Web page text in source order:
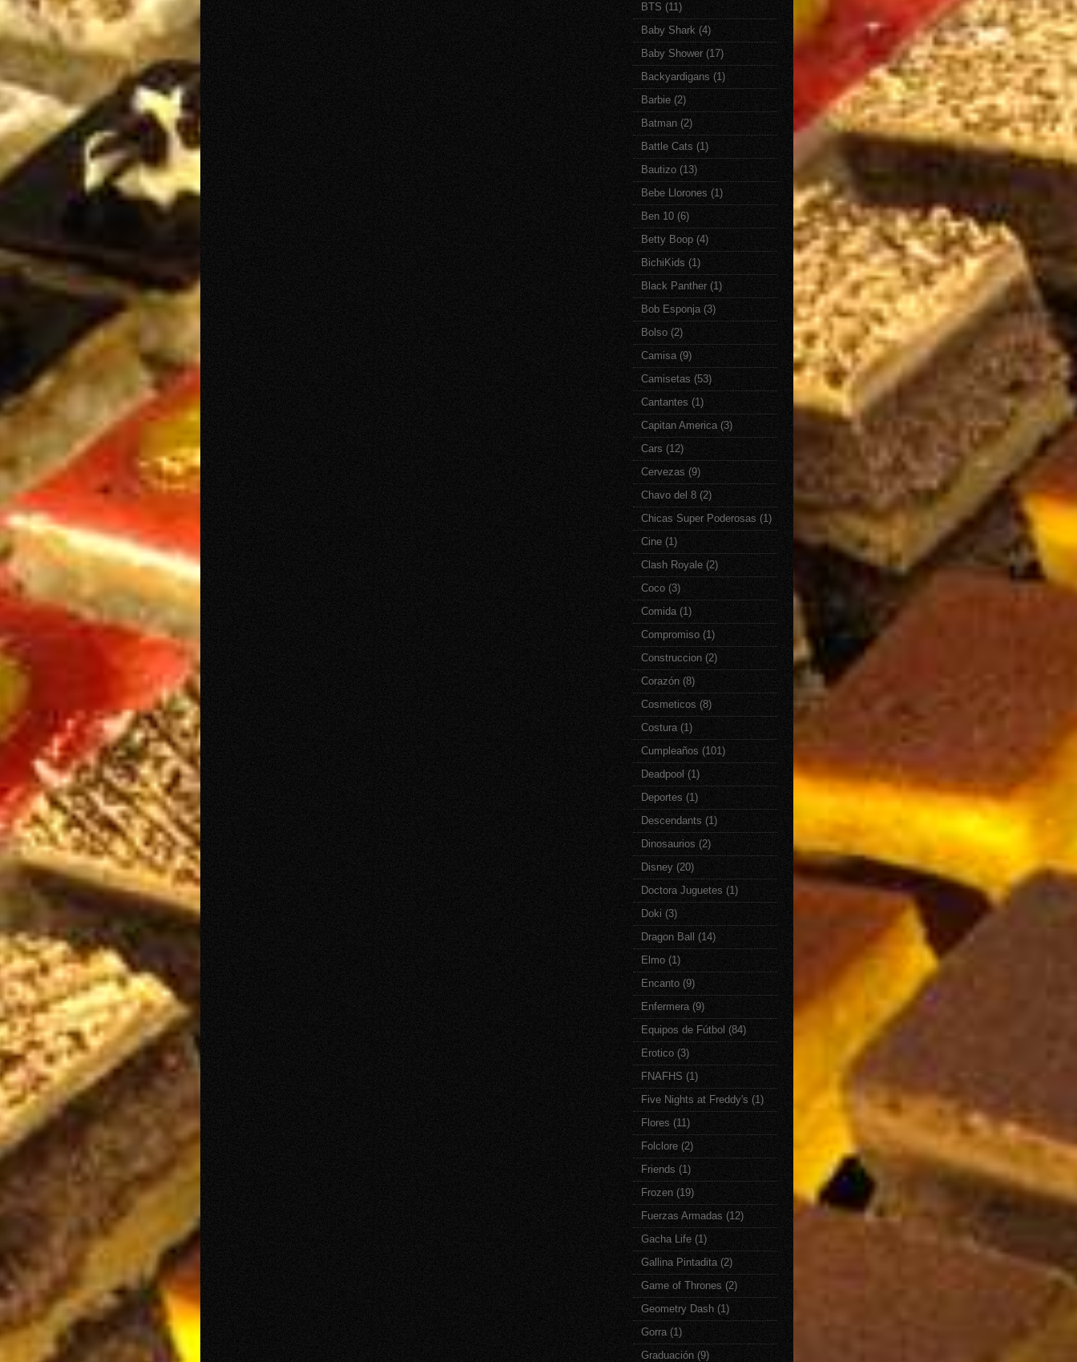
BTS (11)
Baby Shark (4)
Baby Shower (17)
Backyardigans (1)
Barbie (2)
Batman (2)
Battle Cats (1)
Bautizo (13)
Bebe Llorones (1)
Ben 10 (6)
Betty Boop (4)
BichiKids (1)
Black Panther (1)
Bob Esponja (3)
Bolso (2)
Camisa (9)
Camisetas (53)
Cantantes (1)
Capitan America (3)
Cars (12)
Cervezas (9)
Chavo del 8 (2)
Chicas Super Poderosas (1)
Cine (1)
Clash Royale (2)
Coco (3)
Comida (1)
Compromiso (1)
Construccion (2)
Corazón (8)
Cosmeticos (8)
Costura (1)
Cumpleaños (101)
Deadpool (1)
Deportes (1)
Descendants (1)
Dinosaurios (2)
Disney (20)
Doctora Juguetes (1)
Doki (3)
Dragon Ball
(14)
Elmo (1)
Encanto (9)
Enfermera (9)
Equipos de Fútbol (84)
Erotico (3)
FNAFHS (1)
Five Nights at Freddy's (1)
Flores (11)
Folclore (2)
Friends (1)
Frozen (19)
Fuerzas Armadas (12)
Gacha Life (1)
Gallina Pintadita (2)
Game of Thrones (2)
Geometry Dash (1)
Gorra (1)
Graduación (9)